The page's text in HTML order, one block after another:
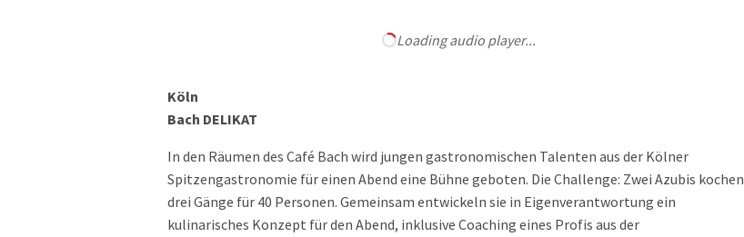
Loading audio player...
Köln
Bach DELIKAT
In den Räumen des Café Bach wird jungen gastronomischen Talenten aus der Kölner
Spitzengastronomie für einen Abend eine Bühne geboten. Die Challenge: Zwei Azubis kochen
drei Gänge für 40 Personen. Gemeinsam entwickeln sie in Eigenverantwortung ein
kulinarisches Konzept für den Abend, inklusive Coaching eines Profis aus der